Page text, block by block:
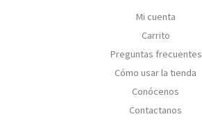
Mi cuenta
Carrito
Preguntas frecuentes
Cómo usar la tienda
Conócenos
Contactanos